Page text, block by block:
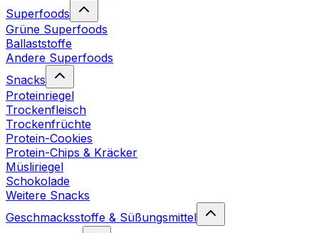
Superfoods
Grüne Superfoods
Ballaststoffe
Andere Superfoods
Snacks
Proteinriegel
Trockenfleisch
Trockenfrüchte
Protein-Cookies
Protein-Chips & Kräcker
Müsliriegel
Schokolade
Weitere Snacks
Geschmacksstoffe & Süßungsmittel